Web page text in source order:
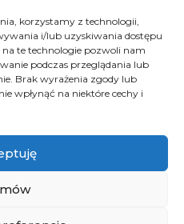
korzystamy z technologii,
i/lub uzyskiwania dostępu
te technologie pozwoli nam
podczas przeglądania lub
Brak wyrażenia zgody lub
wpłynąć na niektóre cechy i